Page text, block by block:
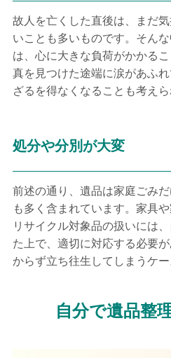
故人を亡くした直後は、まだ
いことも多いものです。そん
は、心に大きな負荷がかかる
真を見つけた途端に涙があふ
ざるを得なくなることも考えら
処分や分別が大変
前述の通り、遺品は家庭ごみ
も多く含まれています。家具
リサイクル対象品の扱いには
た上で、適切に対応する必要
からず立ち往生してしまうケー
自分で遺品整